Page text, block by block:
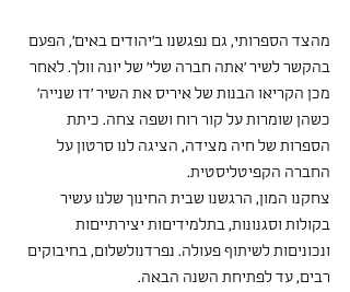
מהצד הספרותי, גם נפגשנו ב׳יהודים באים', הפעם
בהקשר לשיר ׳אתה חברה שלי׳ של יונה וולך. לאחר
מכן הקריאו הבנות של איריס את השיר ׳דו שנייה׳
כשהן שומרות על קור רוח ושפה צחה. כיתת
הספרות של חיה מצידה, הציגה לנו סרטון על
החברה הקפיטליסטית.
צחקנו המון, הרגשנו שבית החינוך שלנו עשיר
בקולות וסגנונות, בתלמידיםות יצירתייםות
ונכוניםות לשיתוף פעולה. נפרדנולשלום, בחיבוקים
רבים, עד לפתיחת השנה הבאה.